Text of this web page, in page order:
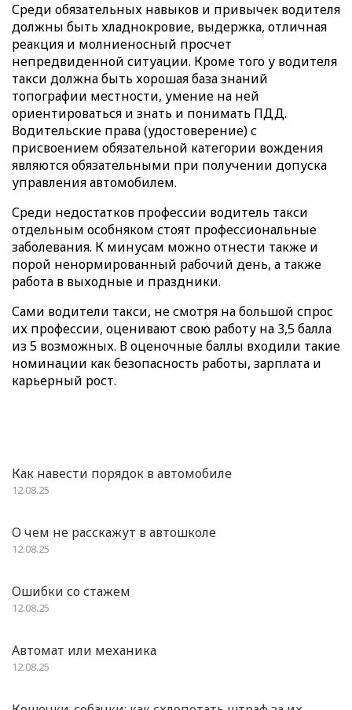
Среди обязательных навыков и привычек водителя
должны быть хладнокровие, выдержка, отличная
реакция и молниеносный просчет
непредвиденной ситуации. Кроме того у водителя
такси должна быть хорошая база знаний
топографии местности, умение на ней
ориентироваться и знать и понимать ПДД.
Водительские права (удостоверение) с
присвоением обязательной категории вождения
являются обязательными при получении допуска
управления автомобилем.
Среди недостатков профессии водитель такси
отдельным особняком стоят профессиональные
заболевания. К минусам можно отнести также и
порой ненормированный рабочий день, а также
работа в выходные и праздники.
Сами водители такси, не смотря на большой спрос
их профессии, оценивают свою работу на 3,5 балла
из 5 возможных. В оценочные баллы входили такие
номинации как безопасность работы, зарплата и
карьерный рост.
Как навести порядок в автомобиле
12.08.25
О чем не расскажут в автошколе
12.08.25
Ошибки со стажем
12.08.25
Автомат или механика
12.08.25